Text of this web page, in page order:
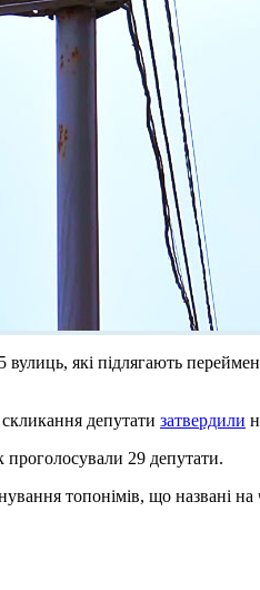
які підлягають
скликання депутати затвердили
29 депутати.
топонімів, що названі на